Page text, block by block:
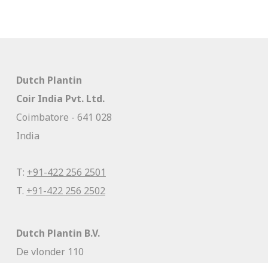
Dutch Plantin
Coir India Pvt. Ltd.
Coimbatore - 641 028
India
T: +91-422 256 2501
T. +91-422 256 2502
Dutch Plantin B.V.
De vlonder 110